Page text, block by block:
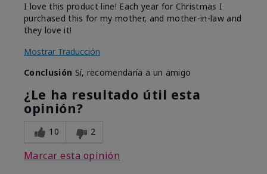
I love this product line! Each year for Christmas I
purchased this for my mother, and mother-in-law and
they love it!
Mostrar Traducción
Conclusión Sí, recomendaría a un amigo
¿Le ha resultado útil esta
opinión?
10 2
Marcar esta opinión